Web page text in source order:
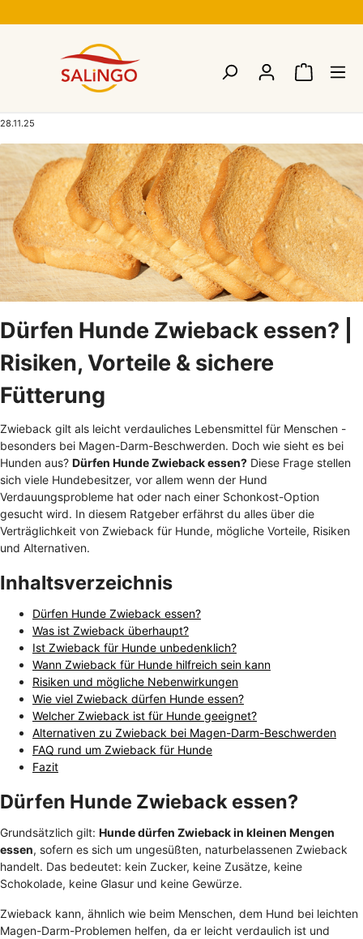
28.11.25
Dürfen Hunde Zwieback essen? |
Risiken, Vorteile & sichere
Fütterung
Zwieback gilt als leicht verdauliches Lebensmittel für Menschen -
besonders bei Magen-Darm-Beschwerden. Doch wie sieht es bei
Hunden aus? Dürfen Hunde Zwieback essen? Diese Frage stellen
sich viele Hundebesitzer, vor allem wenn der Hund
Verdauungsprobleme hat oder nach einer Schonkost-Option
gesucht wird. In diesem Ratgeber erfährst du alles über die
Verträglichkeit von Zwieback für Hunde, mögliche Vorteile, Risiken
und Alternativen.
Inhaltsverzeichnis
Dürfen Hunde Zwieback essen?
Was ist Zwieback überhaupt?
Ist Zwieback für Hunde unbedenklich?
Wann Zwieback für Hunde hilfreich sein kann
Risiken und mögliche Nebenwirkungen
Wie viel Zwieback dürfen Hunde essen?
Welcher Zwieback ist für Hunde geeignet?
Alternativen zu Zwieback bei Magen-Darm-Beschwerden
FAQ rund um Zwieback für Hunde
Fazit
Dürfen Hunde Zwieback essen?
Grundsätzlich gilt: Hunde dürfen Zwieback in kleinen Mengen
essen, sofern es sich um ungesüßten, naturbelassenen Zwieback
handelt. Das bedeutet: kein Zucker, keine Zusätze, keine
Schokolade, keine Glasur und keine Gewürze.
Zwieback kann, ähnlich wie beim Menschen, dem Hund bei leichten
Magen-Darm-Problemen helfen, da er leicht verdaulich ist und